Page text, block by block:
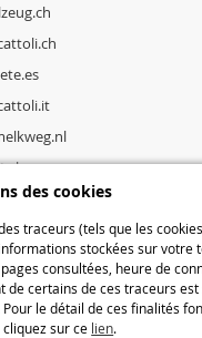
des cookies
traceurs (tels que les
stockées sur votre
consultées, heure de
de certains de ces traceurs
le détail de ces finalités
sur ce lien.